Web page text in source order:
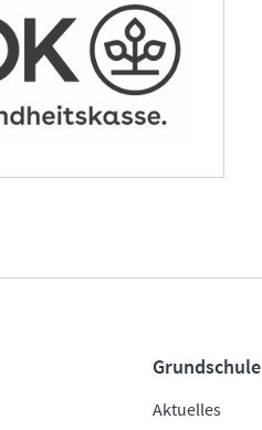
Grundschule
Aktuelles